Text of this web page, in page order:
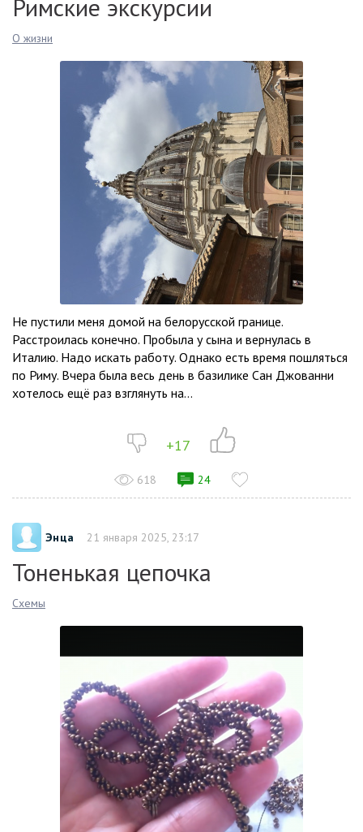
Римские экскурсии
О жизни
Не пустили меня домой на белорусской границе.
Расстроилась конечно. Пробыла у сына и вернулась в
Италию. Надо искать работу. Однако есть время пошляться
по Риму. Вчера была весь день в базилике Сан Джованни
хотелось ещё раз взглянуть на...
+17
618 24
Энца 21 января 2025, 23:17
Тоненькая цепочка
Схемы